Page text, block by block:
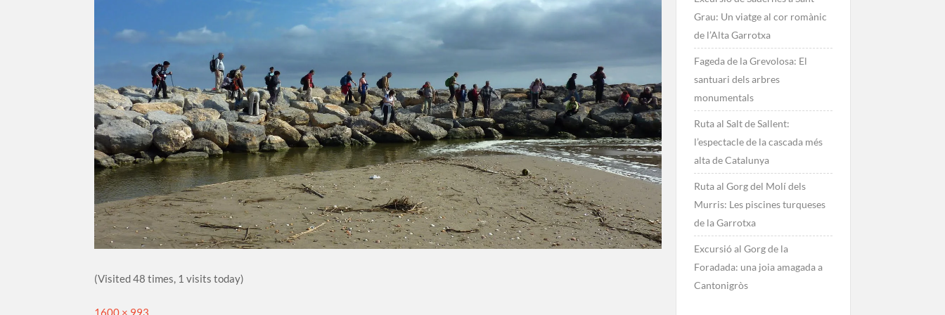
(Visited 48 times, 1 visits today)
Full
1600 × 993
Grau: Un viatge al cor romànic
de l’Alta Garrotxa
Fageda de la Grevolosa: El
santuari dels arbres
monumentals
Ruta al Salt de Sallent:
l’espectacle de la cascada més
alta de Catalunya
Ruta al Gorg del Molí dels
Murris: Les piscines turqueses
de la Garrotxa
Excursió al Gorg de la
Foradada: una joia amagada a
Cantonigròs